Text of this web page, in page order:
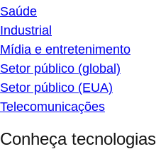
Saúde
Industrial
Mídia e entretenimento
Setor público (global)
Setor público (EUA)
Telecomunicações
Conheça